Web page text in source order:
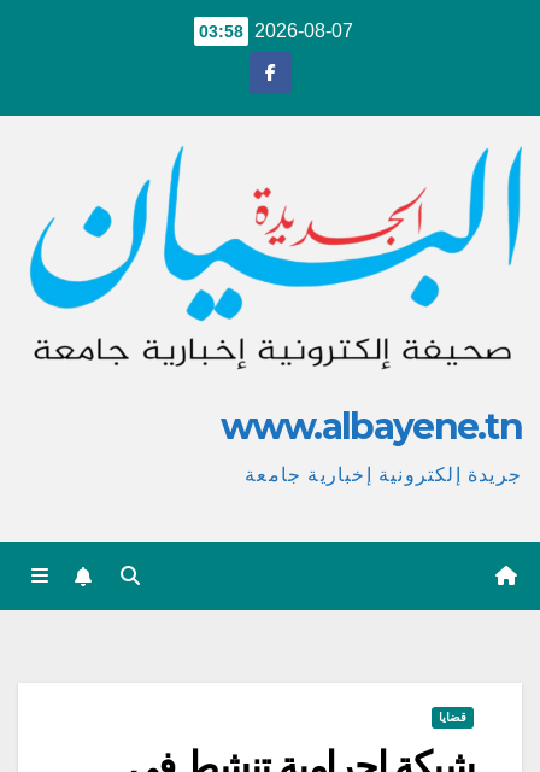
2026-08-07
03:58
www.albayene.tn
جريدة إلكترونية إخبارية جامعة
قضايا